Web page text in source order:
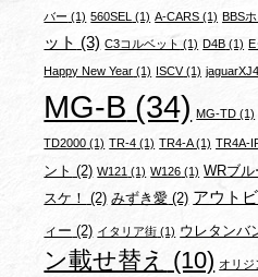
バー (1) 560SEL (1) A-CARS (1) BBS
ット (3) C3コルベット (1) D4B (1) E
Happy New Year (1) ISCV(1)
MG-B (34) MG-TD (1)
TD2000 (1) TR-4 (1) TR4-A(1) TR4A-
ント (2) W121 (1) W126 (1) WRブル
スケ！ (2) みずき愛 (2) アウト
ィー (2) イタリア街 (1) ウレタンバ
ン載せ替え (10) オリジ